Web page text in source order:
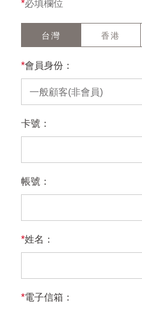
*必填欄位
台灣 香港
*會員身份：
一般顧客(非會員)
卡號：
帳號：
*姓名：
*電子信箱：